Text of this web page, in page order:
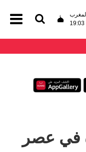
19:03
في عصر